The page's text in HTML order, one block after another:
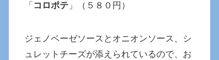
「 コロポテ 」（５８０円）
ジェノベーゼソースとオニオンソース、シ
ュレットチーズが添えられているので、お